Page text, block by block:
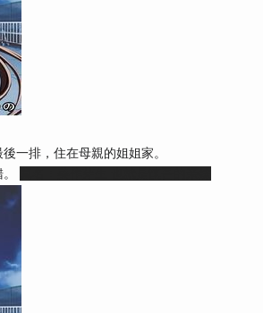
一排，住在母親的姐姐家。